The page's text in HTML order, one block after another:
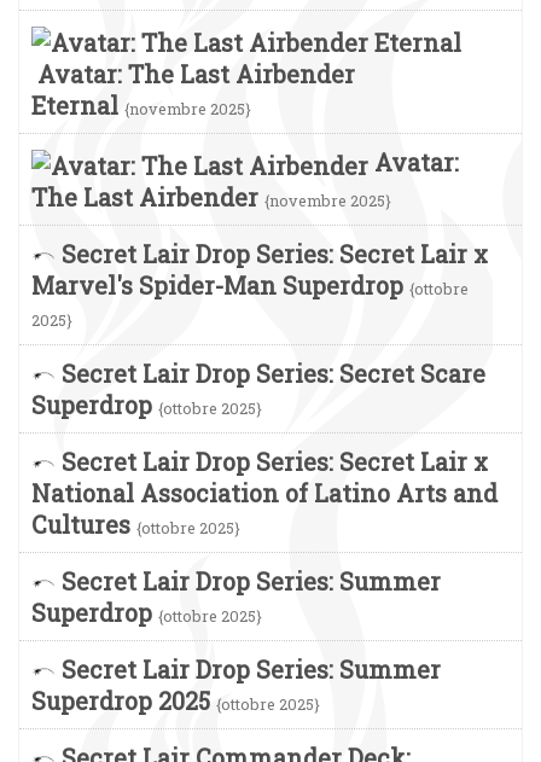
Avatar: The Last Airbender
Eternal {novembre 2025}
Avatar:
The Last Airbender {novembre 2025}
Secret Lair Drop Series: Secret Lair x
Marvel's Spider-Man Superdrop {ottobre
2025}
Secret Lair Drop Series: Secret Scare
Superdrop {ottobre 2025}
Secret Lair Drop Series: Secret Lair x
National Association of Latino Arts and
Cultures {ottobre 2025}
Secret Lair Drop Series: Summer
Superdrop {ottobre 2025}
Secret Lair Drop Series: Summer
Superdrop 2025 {ottobre 2025}